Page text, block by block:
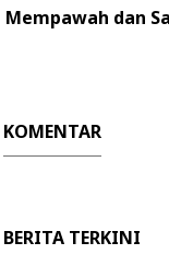
Mempawah dan
KOMENTAR
BERITA TERKINI